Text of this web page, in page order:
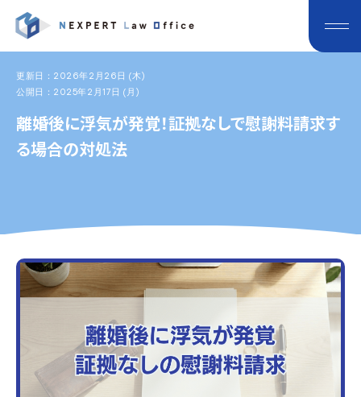
更新日：2026年2月26日 (木)
公開日：2025年2月17日 (月)
離婚後に浮気が発覚！証拠なしで慰謝料請求す
る場合の対処法